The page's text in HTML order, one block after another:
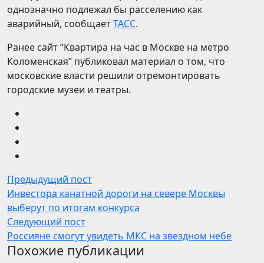
однозначно подлежал бы расселению как
аварийный, сообщаетТАСС.
Ранее сайт “Квартира на час в Москве на метро
Коломенская” публиковал материал о том, что
московские власти решили отремонтировать
городские музеи и театры.
Предыдущий пост
Инвестора канатной дороги на севере Москвы
выберут по итогам конкурса
Следующий пост
Россияне смогут увидеть МКС на звездном небе
Похожие публикации